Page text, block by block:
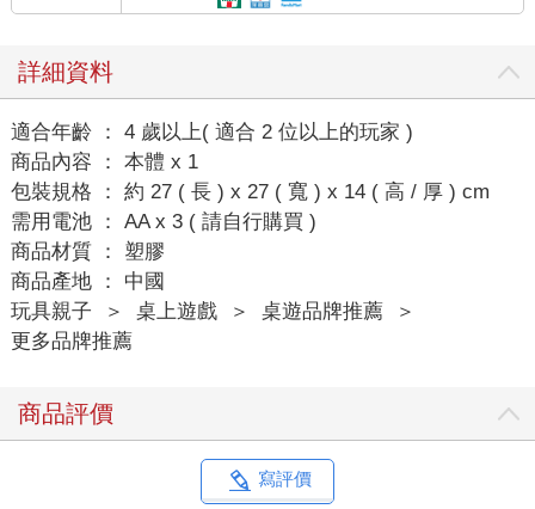
詳細資料
適合年齡 ： 4 歲以上( 適合 2 位以上的玩家 )
商品內容 ： 本體 x 1
包裝規格 ： 約 27 ( 長 ) x 27 ( 寬 ) x 14 ( 高 / 厚 ) cm
需用電池 ： AA x 3 ( 請自行購買 )
商品材質 ： 塑膠
商品產地 ： 中國
玩具親子
＞ 桌上遊戲 ＞ 桌遊品牌推薦
＞
更多品牌推薦
商品評價
寫評價